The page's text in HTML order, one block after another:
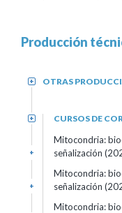
Producción
OTRAS
+
CURSOS DE
+
Mitocondria:
señalización
+
Mitocondria:
señalización
+
Mitocondria: